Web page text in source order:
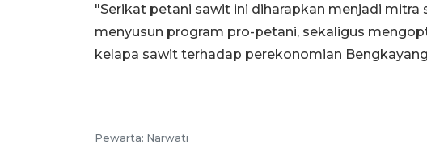
"Serikat petani sawit ini diharapkan menjadi
menyusun program pro-petani, sekaligus
kelapa sawit terhadap perekonomian
Pewarta: Narwati